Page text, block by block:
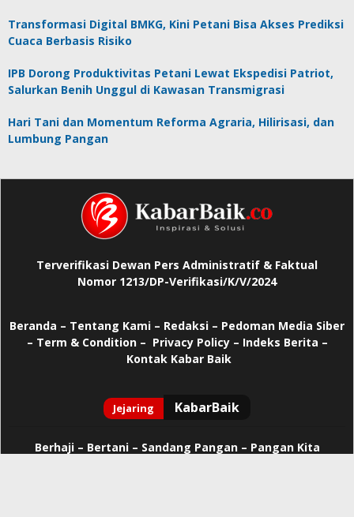
Transformasi Digital BMKG, Kini Petani Bisa Akses Prediksi
Cuaca Berbasis Risiko
IPB Dorong Produktivitas Petani Lewat Ekspedisi Patriot,
Salurkan Benih Unggul di Kawasan Transmigrasi
Hari Tani dan Momentum Reforma Agraria, Hilirisasi, dan
Lumbung Pangan
Terverifikasi Dewan Pers Administratif & Faktual
Nomor 1213/DP-Verifikasi/K/V/2024
Beranda – Tentang Kami – Redaksi – Pedoman Media Siber
– Term & Condition – Privacy Policy– Indeks Berita –
Kontak Kabar Baik
Berhaji– Bertani – Sandang Pangan – Pangan Kita